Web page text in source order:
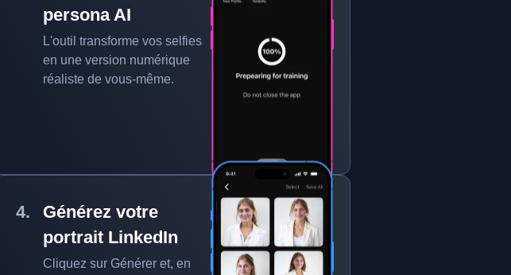
persona AI
L'outil transforme vos selfies
en une version numérique
réaliste de vous-même.
Générez votre
portrait LinkedIn
Cliquez sur Générer et, en